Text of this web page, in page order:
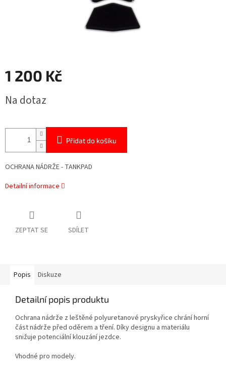
1 200 Kč
cena:
Na dotaz
Přidat do košíku
OCHRANA NÁDRŽE - TANKPAD
Detailní informace
ZEPTAT SE SDÍLET
Popis Diskuze
Detailní popis produktu
Ochrana nádrže z leštěné polyuretanové pryskyřice chrání horní
část nádrže před oděrem a tření. Díky designu a materiálu
snižuje potenciální klouzání jezdce.
Vhodné pro modely.